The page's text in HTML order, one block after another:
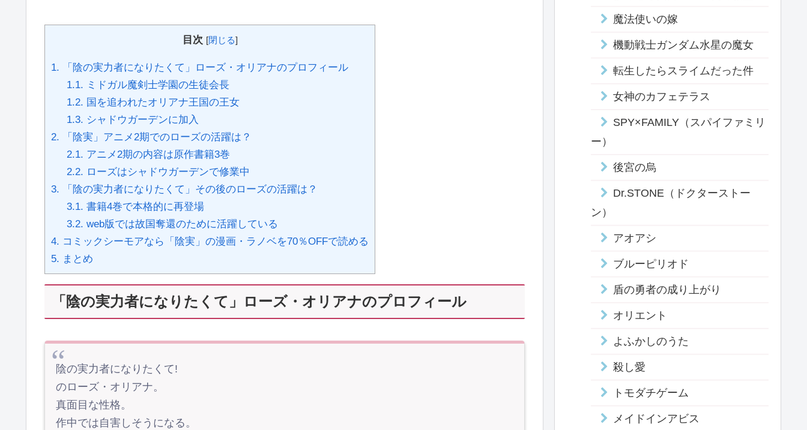
目次 [閉じる]
1. 「陰の実力者になりたくて」ローズ・オリアナのプロフィール
1.1. ミドガル魔剣士学園の生徒会長
1.2. 国を追われたオリアナ王国の王女
1.3. シャドウガーデンに加入
2. 「陰実」アニメ2期でのローズの活躍は？
2.1. アニメ2期の内容は原作書籍3巻
2.2. ローズはシャドウガーデンで修業中
3. 「陰の実力者になりたくて」その後のローズの活躍は？
3.1. 書籍4巻で本格的に再登場
3.2. web版では故国奪還のために活躍している
4. コミックシーモアなら「陰実」の漫画・ラノベを70％OFFで読める
5. まとめ
「陰の実力者になりたくて」ローズ・オリアナのプロフィール
陰の実力者になりたくて!
のローズ・オリアナ。
真面目な性格。
作中では自害しそうになる。
魔法使いの嫁
機動戦士ガンダム水星の魔女
転生したらスライムだった件
女神のカフェテラス
SPY×FAMILY（スパイファミリ
ー）
後宮の烏
Dr.STONE（ドクターストー
ン）
アオアシ
ブルーピリオド
盾の勇者の成り上がり
オリエント
よふかしのうた
殺し愛
トモダチゲーム
メイドインアビス